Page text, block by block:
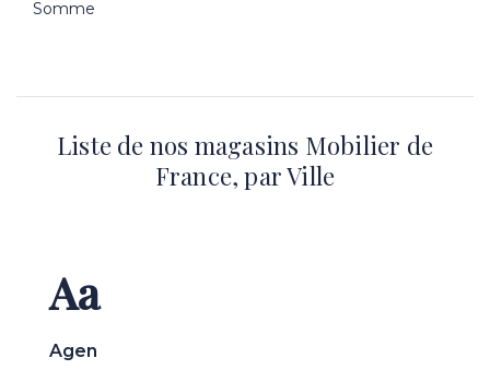
Somme
Liste de nos magasins Mobilier de
France, par Ville
Aa
Agen